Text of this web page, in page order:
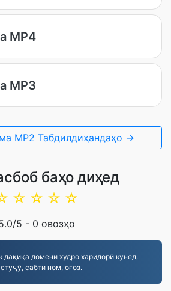
MP4
MP3
MP2 Табдилдиҳандаҳо →
баҳо диҳед
☆
☆
☆
☆
/5 - 0 овозҳо
домени худро харидорӣ кунед.
сабти ном, оғоз.